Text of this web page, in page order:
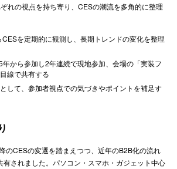
れの視点を持ち寄り、CESの潮流を多角的に整理
を定期的に観測し、長期トレンドの変化を整理
から参加し2年連続で現地参加、会場の「実装フ
線で共有する
して、参加者視点での気づきやポイントを補足す
のCESの変遷を踏まえつつ、近年のB2B化の流れ
有されました。パソコン・スマホ・ガジェット中心